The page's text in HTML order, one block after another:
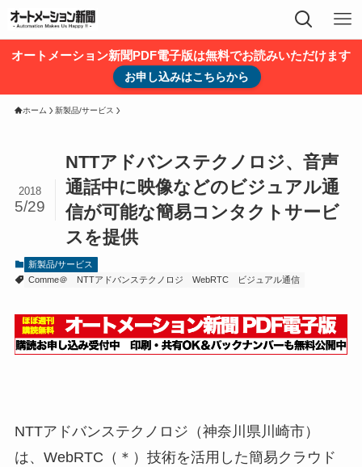
オートメーション新聞PDF電子版は無料でお読みいただけます
お申し込みはこちらから
ホーム 新製品/サービス
NTTアドバンステクノロジ、音声
通話中に映像などのビジュアル通
信が可能な簡易コンタクトサービ
スを提供
2018
5/29
新製品/サービス
Comme＠
NTTアドバンステクノロジ WebRTC ビジュアル通信
NTTアドバンステクノロジ（神奈川県川崎市）
は、WebRTC（＊）技術を活用した簡易クラウド